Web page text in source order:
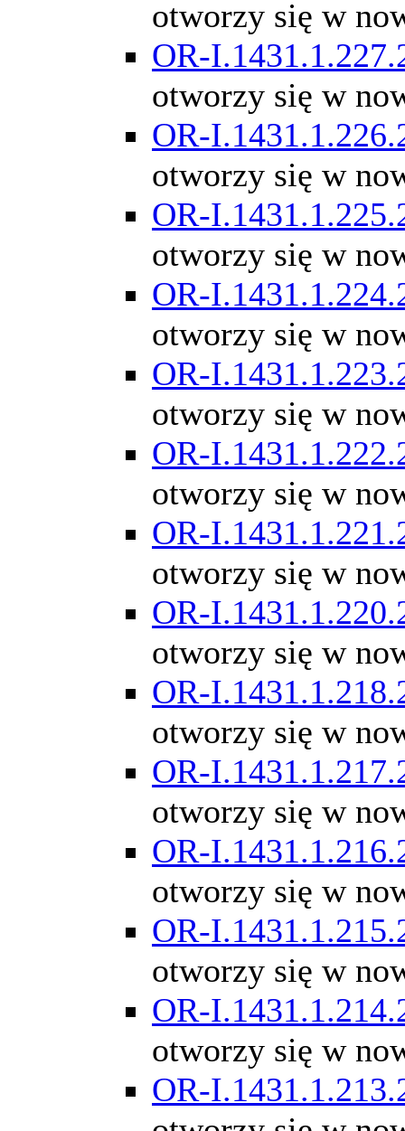
otworzy się w
OR-
otworzy się w
OR-
otworzy się w
OR-
otworzy się w
OR-
otworzy się w
OR-
otworzy się w
OR-
otworzy się w
OR-
otworzy się w
OR-
otworzy się w
OR-
otworzy się w
OR-
otworzy się w
OR-
otworzy się w
OR-
otworzy się w
OR-
otworzy się w
OR-